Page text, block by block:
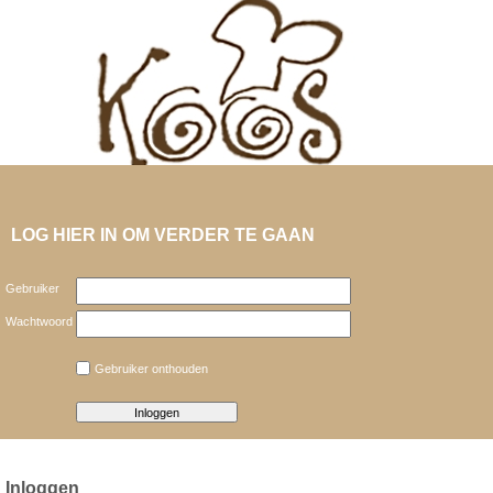
LOG HIER IN OM VERDER TE GAAN
Gebruiker
Wachtwoord
Gebruiker onthouden
Inloggen